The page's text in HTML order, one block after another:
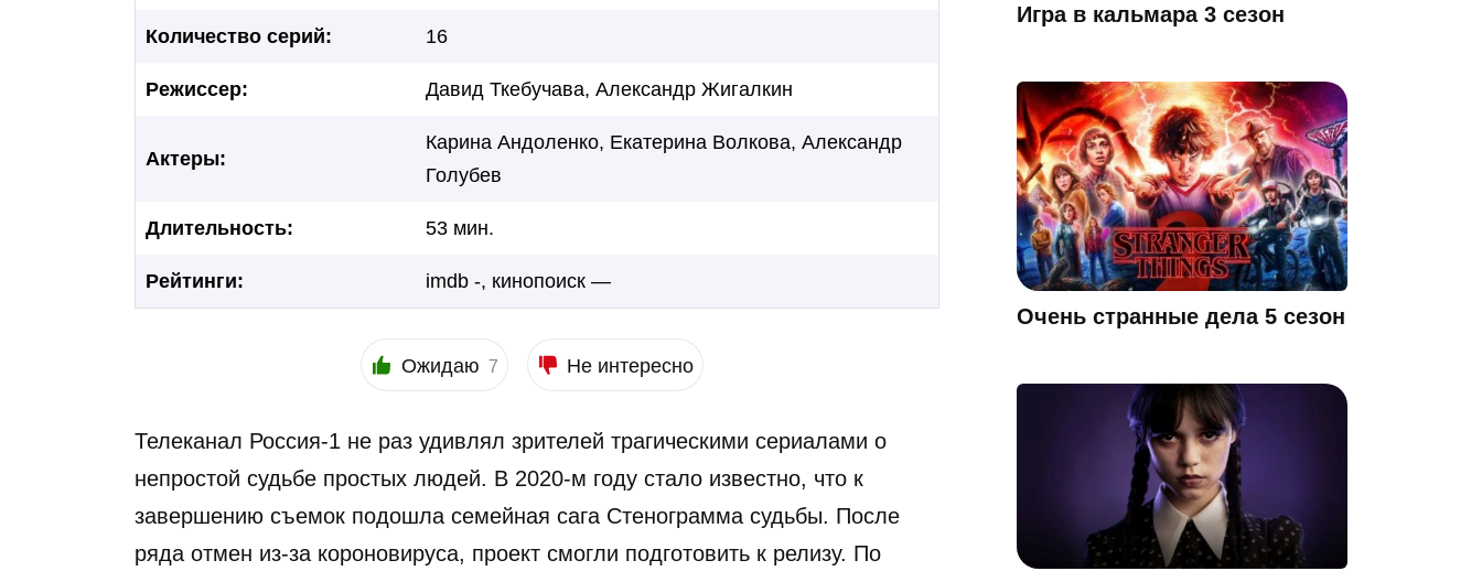
Количество серий: 16
Режиссер: Давид Ткебучава, Александр Жигалкин
Актеры:
Карина Андоленко, Екатерина Волкова, Александр
Голубев
Длительность: 53 мин.
Рейтинги: imdb -, кинопоиск —
Ожидаю 7 Не интересно
Телеканал Россия-1 не раз удивлял зрителей трагическими сериалами о
непростой судьбе простых людей. В 2020-м году стало известно, что к
завершению съемок подошла семейная сага Стенограмма судьбы. После
ряда отмен из-за короновируса, проект смогли подготовить к релизу. По
Игра в кальмара 3 сезон
Очень странные дела 5 сезон